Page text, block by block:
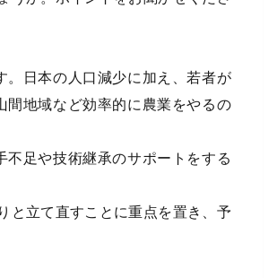
。日本の人口減少に加え、若者が
間地域など効率的に農業をやるの
足や技術継承のサポートをする
と立て直すことに重点を置き、予